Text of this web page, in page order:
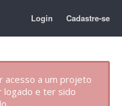
Login Cadastre-se
acesso a um projeto
logado e ter sido